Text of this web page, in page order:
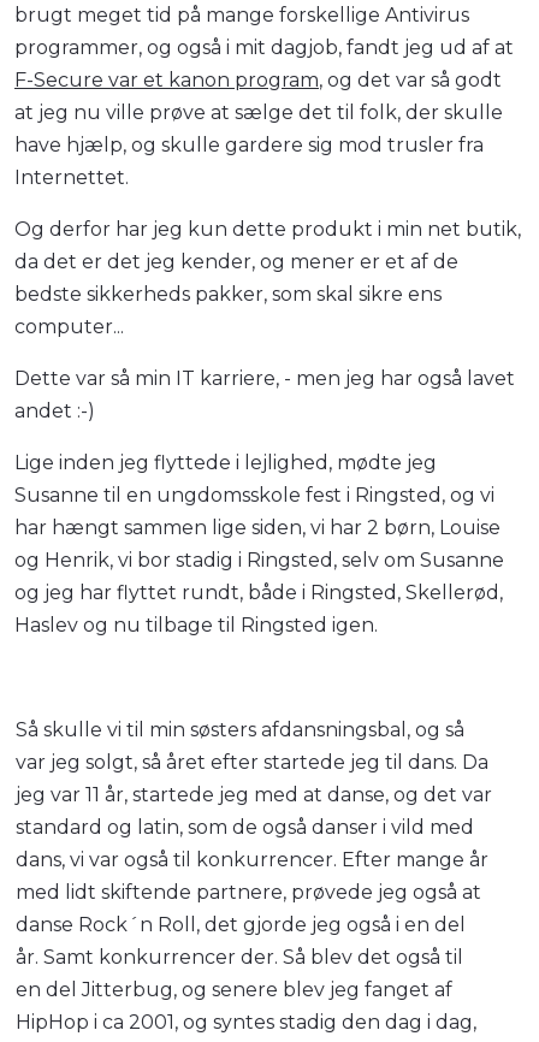
brugt meget tid på mange forskellige Antivirus
programmer, og også i mit dagjob, fandt jeg ud af at
F-Secure var et kanon program, og det var så godt
at jeg nu ville prøve at sælge det til folk, der skulle
have hjælp, og skulle gardere sig mod trusler fra
Internettet.
Og derfor har jeg kun dette produkt i min net butik,
da det er det jeg kender, og mener er et af de
bedste sikkerheds pakker, som skal sikre ens
computer...
Dette var så min IT karriere, - men jeg har også lavet
andet :-)
Lige inden jeg flyttede i lejlighed, mødte jeg
Susanne til en ungdomsskole fest i Ringsted, og vi
har hængt sammen lige siden, vi har 2 børn, Louise
og Henrik, vi bor stadig i Ringsted, selv om Susanne
og jeg har flyttet rundt, både i Ringsted, Skellerød,
Haslev og nu tilbage til Ringsted igen.
Så skulle vi til min søsters afdansningsbal, og så
var jeg solgt, så året efter startede jeg til dans. Da
jeg var 11 år, startede jeg med at danse, og det var
standard og latin, som de også danser i vild med
dans, vi var også til konkurrencer. Efter mange år
med lidt skiftende partnere, prøvede jeg også at
danse Rock´n Roll, det gjorde jeg også i en del
år. Samt konkurrencer der. Så blev det også til
en del Jitterbug, og senere blev jeg fanget af
HipHop i ca 2001, og syntes stadig den dag i dag,